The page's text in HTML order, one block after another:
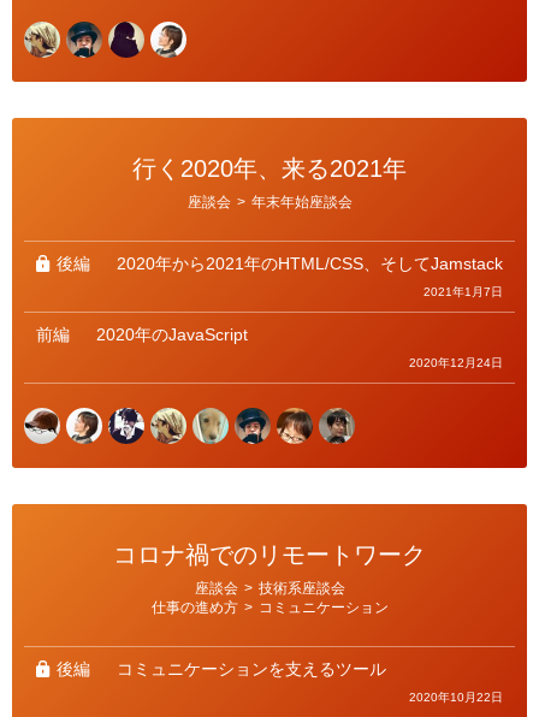
行く2020年、来る2021年
リ
ー
座談会 > 年末年始座談会
後編 2020年から2021年のHTML/CSS、そしてJamstack
2021年1月7日
前編 2020年のJavaScript
2020年12月24日
コロナ禍でのリモートワーク
ー
座談会 > 技術系座談会
仕事の進め方 > コミュニケーション
後編 コミュニケーションを支えるツール
2020年10月22日